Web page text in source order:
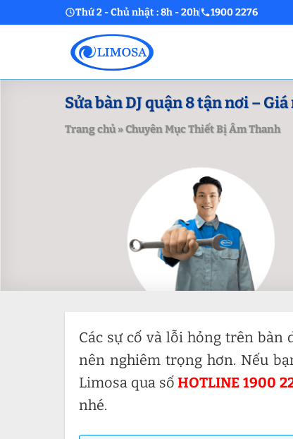
to
Thứ 2 - Chủ nhật : 8h - 20h 1900 2276
Sửa bàn DJ quận 8 tận nơi –
Trang chủ»Chuyên Mục Thiết Bị Âm Thanh
Các sự cố và lỗi hỏng trên bàn
nên nghiêm trọng hơn. Nếu
Limosa qua sốHOTLINE 1900
nhé.